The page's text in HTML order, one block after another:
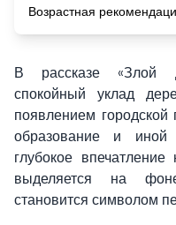
Возрастная
В рассказе «Злой
спокойный уклад
появлением
образование и
глубокое
выделяется на
становится символом